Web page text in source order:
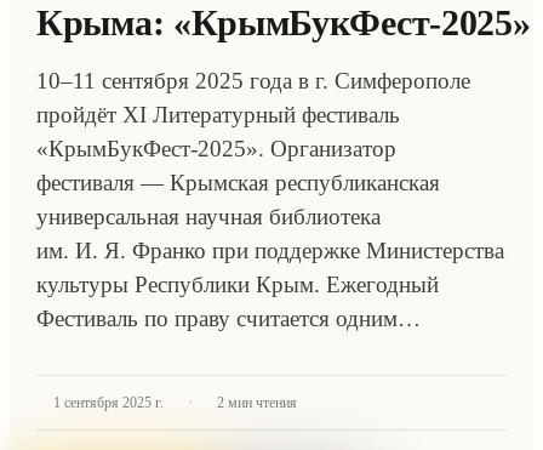
Крыма: «КрымБукФест-2025»
10–11 сентября 2025 года в г. Симферополе
пройдёт XI Литературный фестиваль
«КрымБукФест-2025». Организатор
фестиваля — Крымская республиканская
универсальная научная библиотека
им. И. Я. Франко при поддержке Министерства
культуры Республики Крым. Ежегодный
Фестиваль по праву считается одним…
1 сентября 2025 г. · 2 мин чтения